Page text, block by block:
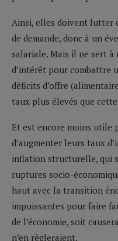
Ainsi, elles doivent lutter
de demande, donc à un
salariale. Mais il ne sert à
d’intérêt pour combattre
déficits d’offre
taux plus élevés que
Et est encore moins utile
d’augmenter leurs taux
inflation structurelle, qui
ruptures socio-
haut avec la transition
impuissantes pour faire
de l’économie, soit
n’en règleraient.